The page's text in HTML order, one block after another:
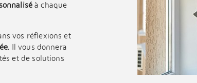
à chaque
vos réflexions et
Il vous donnera
et de solutions